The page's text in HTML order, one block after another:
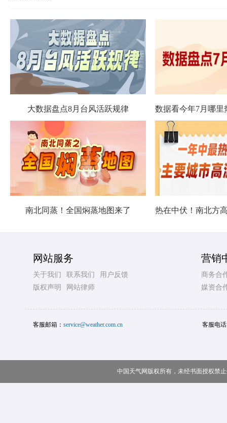
大数据盘点8月台风活跃规律
南北同蒸！全国焖蒸地图来了
网站服务
关于我们 联系我们
用户反馈
版权声明
网站律师
营销
商务合
媒资合
客服邮箱： service@weather.com.cn 客服电
中国天气网版权所有，未经书面授权